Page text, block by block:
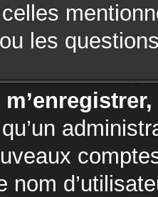
celles
les
nom